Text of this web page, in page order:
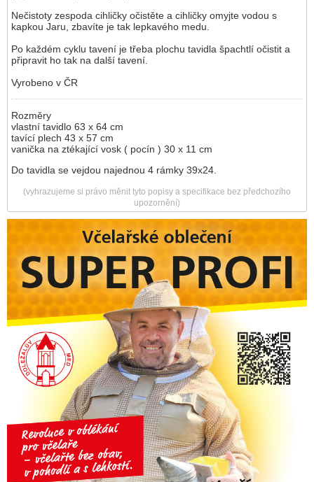
Nečistoty zespoda cihličky očistěte a cihličky omyjte vodou s
kapkou Jaru, zbavíte je tak lepkavého medu.
Po každém cyklu tavení je třeba plochu tavidla špachtlí očistit a
připravit ho tak na další tavení.
Vyrobeno v ČR
Rozměry
vlastní tavidlo 63 x 64 cm
tavící plech 43 x 57 cm
vanička na ztékající vosk ( pocín ) 30 x 11 cm
Do tavidla se vejdou najednou 4 rámky 39x24.
(vyhrazujeme si právo měnit tyto popisy a specifikace bez předchozího
upozornění)